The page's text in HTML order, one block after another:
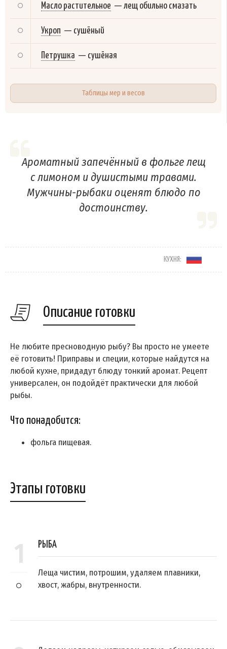
Масло растительное — лещ обильно смазать
Укроп — сушёный
Петрушка — сушёная
Таблицы мер и весов
Ароматный запечённый в фольге лещ
с лимоном и душистыми травами.
Мужчины-рыбаки оценят блюдо по
достоинству.
КУХНЯ:
Описание готовки
Не любите пресноводную рыбу? Вы просто не умеете
её готовить! Приправы и специи, которые найдутся на
любой кухне, придадут блюду тонкий аромат. Рецепт
универсален, он подойдёт практически для любой
рыбы.
Что понадобится:
фольга пищевая.
Этапы готовки
1 РЫБА
Леща чистим, потрошим, удаляем плавники,
хвост, жабры, внутренности.